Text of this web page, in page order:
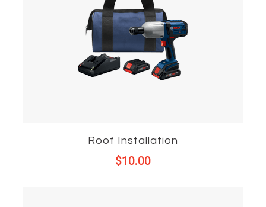
Roof Installation
$10.00